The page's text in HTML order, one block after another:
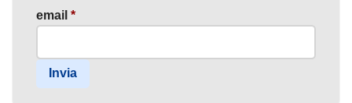
email *
Invia